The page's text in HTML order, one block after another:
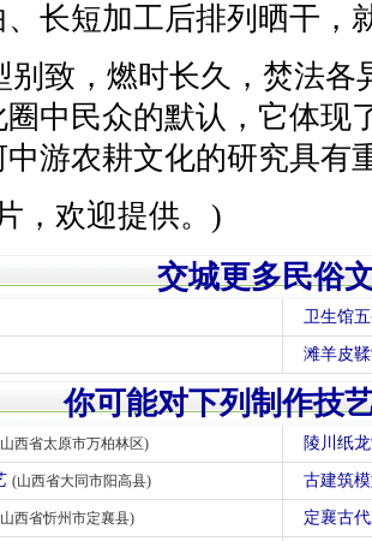
长短加工后排列晒干，
别致，燃时长久，焚法各
中民众的默认，它体现
游农耕文化的研究具有
，欢迎提供。)
交城更多民俗
卫生馆
滩羊皮
你可能对下列制作技
西省太原市万柏林区) 陵川纸
(山西省大同市阳高县) 古建筑
西省忻州市定襄县) 定襄古